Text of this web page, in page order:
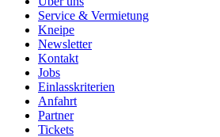
Service & Vermietung
Kneipe
Newsletter
Kontakt
Jobs
Einlasskriterien
Anfahrt
Partner
Tickets